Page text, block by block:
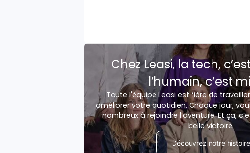
Chez Leasi, la tech,
l’humain, c’est
Toute l'équipe Leasi est fière de
améliorer votre quotidien. Chaque jour,
nombreux à rejoindre l’aventure. Et ça,
belle victoire.
Découvrez notre histoire